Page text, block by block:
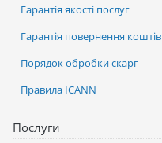
Послуги
Гарантія якості послуг
Гарантія повернення коштів
Порядок обробки скарг
Правила ICANN